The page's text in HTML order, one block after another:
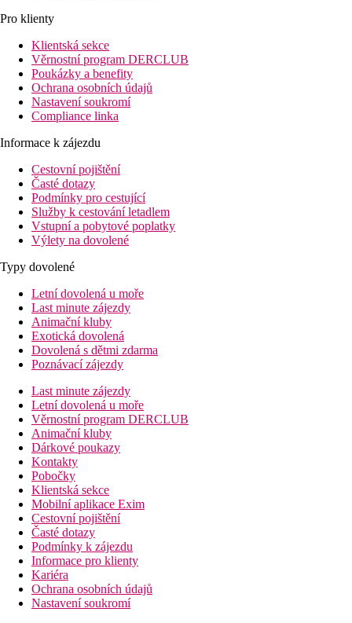
Pro klienty
Klientská sekce
Věrnostní program DERCLUB
Poukázky a benefity
Ochrana osobních údajů
Nastavení soukromí
Compliance linka
Informace k zájezdu
Cestovní pojištění
Časté dotazy
Podmínky pro cestující
Služby k cestování letadlem
Vstupní a pobytové poplatky
Výlety na dovolené
Typy dovolené
Letní dovolená u moře
Last minute zájezdy
Animační kluby
Exotická dovolená
Dovolená s dětmi zdarma
Poznávací zájezdy
Last minute zájezdy
Letní dovolená u moře
Věrnostní program DERCLUB
Animační kluby
Dárkové poukazy
Kontakty
Pobočky
Klientská sekce
Mobilní aplikace Exim
Cestovní pojištění
Časté dotazy
Podmínky k zájezdu
Informace pro klienty
Kariéra
Ochrana osobních údajů
Nastavení soukromí